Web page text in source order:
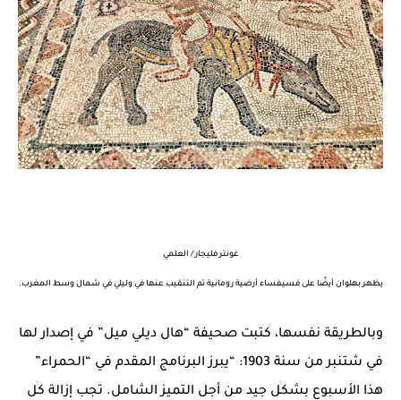
غونتر فليجار / العلمي
يظهر بهلوان أيضًا على فسيفساء أرضية رومانية تم التنقيب عنها في وليلي في شمال وسط المغرب.
وبالطريقة نفسها، كتبت صحيفة “هال ديلي ميل” في إصدار لها
في شتنبر من سنة 1903: “يبرز البرنامج المقدم في “الحمراء”
هذا الأسبوع بشكل جيد من أجل التميز الشامل. تجب إزالة كل